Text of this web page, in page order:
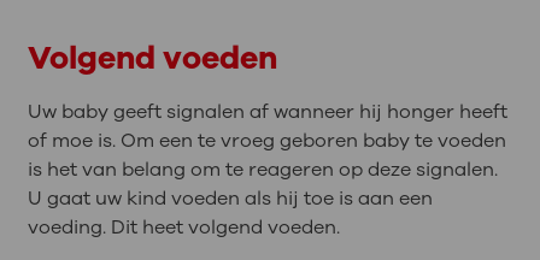
Volgend voeden
Uw baby geeft signalen af wanneer hij honger heeft
of moe is. Om een te vroeg geboren baby te voeden
is het van belang om te reageren op deze signalen.
U gaat uw kind voeden als hij toe is aan een
voeding. Dit heet volgend voeden.